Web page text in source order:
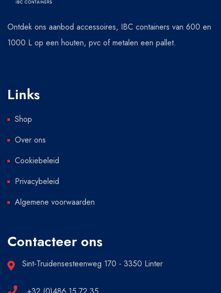
Ontdek ons aanbod accessoires, IBC containers van 600 en
1000 L op een houten, pvc of metalen een pallet.
Links
Shop
Over ons
Cookiebeleid
Privacybeleid
Algemene voorwaarden
Contacteer ons
Sint-Truidensesteenweg 170 - 3350 Linter